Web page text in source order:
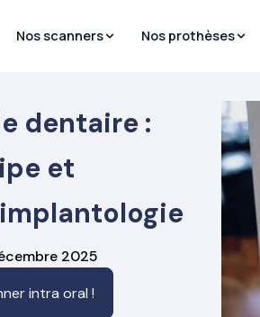
Nos scanners Nos prothèses
dentaire :
et
2025
intra oral !